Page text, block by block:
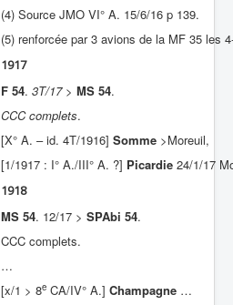
(4) Source JMO VI° A. 15/6/16 p 139.
(5) renforcée par 3 avions de la MF 35 les
1917
F 54. 3T/17> MS 54.
CCC complets.
[X° A. – id. 4T/1916] Somme >Moreuil,
[1/1917 : I° A./III° A. ?] Picardie 24/1/17
1918
MS 54. 12/17 > SPAbi 54.
CCC complets.
…
[x/1 > 8e CA/IV° A.] Champagne …